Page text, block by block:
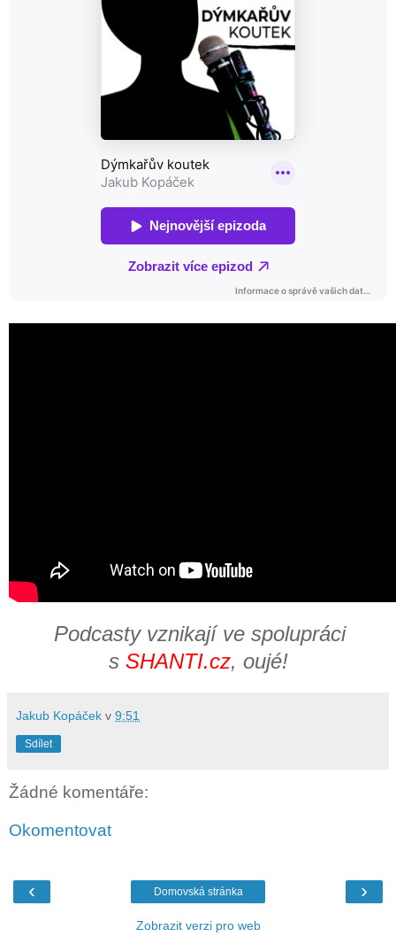
Podcasty vznikají ve spolupráci
s SHANTI.cz, oujé!
Jakub Kopáček v 9:51
Sdílet
Žádné komentáře:
Okomentovat
‹ ›
Domovská stránka
Zobrazit verzi pro web